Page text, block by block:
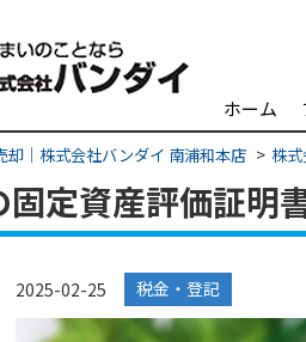
ホーム
却｜株式会社バンダイ 南浦和本店 株
固定資産評価証明
2025-02-25 税金・登記